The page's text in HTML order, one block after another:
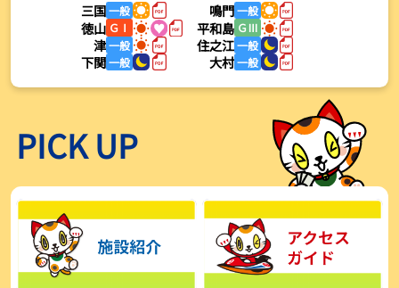
【ボートレース】４枠で優出の塚越海斗が強気節「攻めていくレー
スをします」／常滑 - 日刊スポーツ
2026年08月03日
【ボートレース】広瀬凜が接戦制して２着で優出「出足、回り足は
【とこなめボート】塚越海斗が優勝戦で脅威の伸びを披露する「合
ったときの伸びは自分が一番」
2026年08月03日
【とこなめボート】広瀬凜は準優で見つかった課題の克服へ「結果
的に１着を取れればいい」
2026年08月03日
三国一般 鳴門一般
徳山 ＧⅠ 平和島 ＧⅢ
津一般 住之江一般
下関一般 大村一般
PICK UP